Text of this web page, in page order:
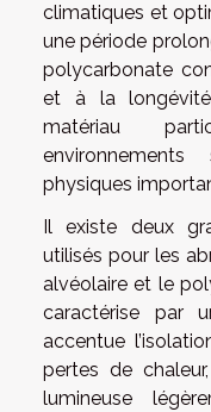
climatiques et
une période
polycarbonate
et à la
matériau
physiques
Il existe deux
utilisés pour les
alvéolaire et le
caractérise par
accentue
pertes de
lumineuse